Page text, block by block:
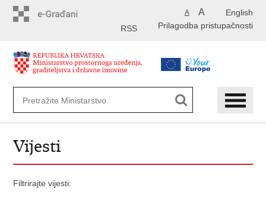
English
A A
Prilagodba pristupačnosti
RSS
Vijesti
Filtrirajte vijesti: